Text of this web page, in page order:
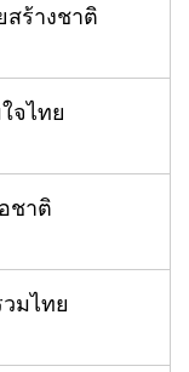
สร้างชาติ
จไทย
ชาติ
มไทย